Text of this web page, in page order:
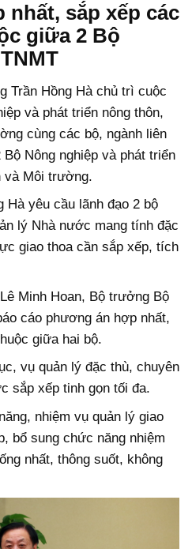
sắp xếp các
giữa 2 Bộ
Trần Hồng Hà chủ trì cuộc
và phát triển nông thôn,
cùng các bộ, ngành liên
Nông nghiệp và phát triển
và Môi trường.
Hà yêu cầu lãnh đạo 2 bộ
lý Nhà nước mang tính đặc
giao thoa cần sắp xếp, tích
Minh Hoan, Bộ trưởng Bộ
cáo phương án hợp nhất,
giữa hai bộ.
vụ quản lý đặc thù, chuyên
sắp xếp tinh gọn tối đa.
nhiệm vụ quản lý giao
bổ sung chức năng nhiệm
nhất, thông suốt, không